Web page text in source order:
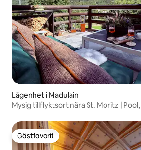
Lägenhet i Madulain
Mysig tillflyktsort nära St. Moritz |
Gästfavorit
Gästfavorit